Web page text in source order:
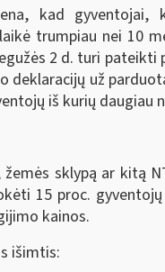
kad
trumpiau nei 10
2 d. turi pateikti
deklaracijų už
iš kurių daugiau
sklypą ar kitą
15 proc.
kainos.
išimtis: